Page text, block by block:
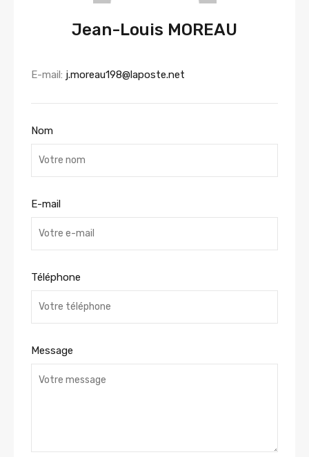
Jean-Louis MOREAU
E-mail: j.moreau198@laposte.net
Nom
E-mail
Téléphone
Message